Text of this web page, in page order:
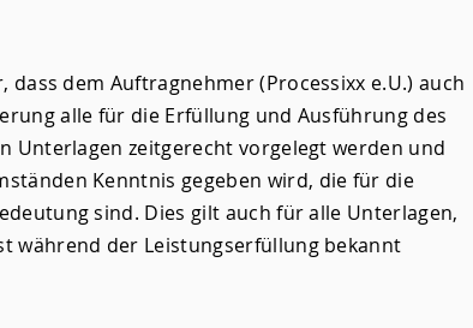
dem Auftragnehmer (Processixx e.U.) auch
alle für die Erfüllung und Ausführung des
Unterlagen zeitgerecht vorgelegt werden und
Kenntnis gegeben wird, die für die
sind. Dies gilt auch für alle Unterlagen,
während der Leistungserfüllung bekannt